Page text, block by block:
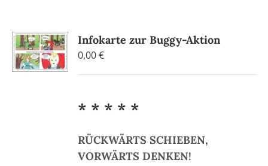
Infokarte zur Buggy-Aktion
0,00€
* * * * *
RÜCKWÄRTS SCHIEBEN,
VORWÄRTS DENKEN!